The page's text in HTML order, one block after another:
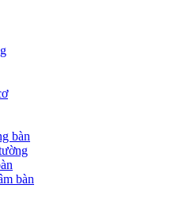
bàn
bàn